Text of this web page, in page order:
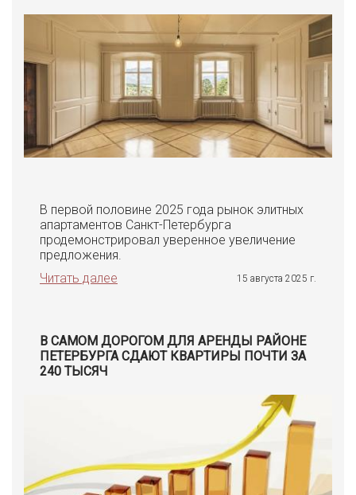
В первой половине 2025 года рынок элитных
апартаментов Санкт-Петербурга
продемонстрировал уверенное увеличение
предложения.
Читать далее
15 августа 2025 г.
В САМОМ ДОРОГОМ ДЛЯ АРЕНДЫ РАЙОНЕ
ПЕТЕРБУРГА СДАЮТ КВАРТИРЫ ПОЧТИ ЗА
240 ТЫСЯЧ